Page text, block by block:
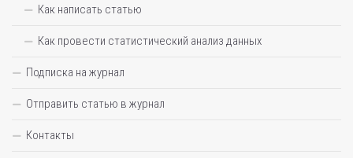
Как написать статью
Как провести статистический анализ данных
Подписка на журнал
Отправить статью в журнал
Контакты